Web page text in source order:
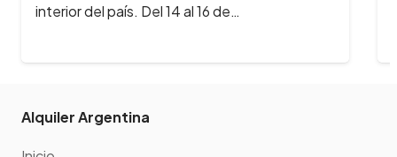
interior del país. Del 14 al 16 de…
Alquiler Argentina